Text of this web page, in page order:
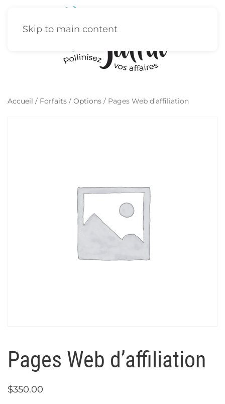
Skip to main content
Accueil / Forfaits / Options / Pages Web d’affiliation
Pages Web d’affiliation
$350.00